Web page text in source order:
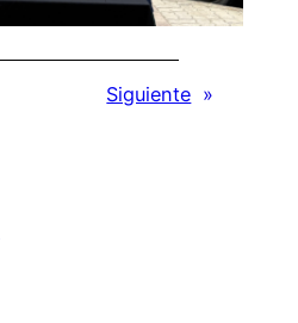
Siguiente »